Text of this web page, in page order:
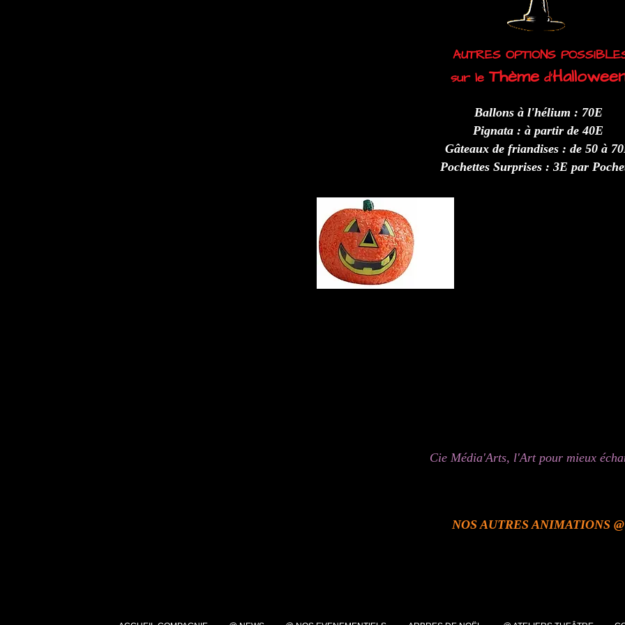
AUTRES OPTIONS
sur le Thèmed'
Ballons à l'hélium : 70E
Pignata : à partir de 40E
Gâteaux de friandises : de 50 à
Pochettes Surprises : 3E par
Cie Média'Arts, l'Art pour mieux
NOS AUTRES ANIMATIONS @